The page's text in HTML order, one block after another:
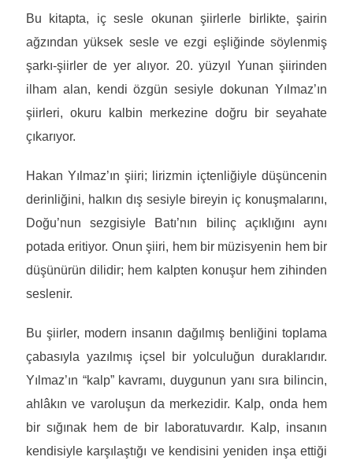
Bu kitapta, iç sesle okunan şiirlerle birlikte, şairin
ağzından yüksek sesle ve ezgi eşliğinde söylenmiş
şarkı-şiirler de yer alıyor. 20. yüzyıl Yunan şiirinden
ilham alan, kendi özgün sesiyle dokunan Yılmaz’ın
şiirleri, okuru kalbin merkezine doğru bir seyahate
çıkarıyor.
Hakan Yılmaz’ın şiiri; lirizmin içtenliğiyle düşüncenin
derinliğini, halkın dış sesiyle bireyin iç konuşmalarını,
Doğu’nun sezgisiyle Batı’nın bilinç açıklığını aynı
potada eritiyor. Onun şiiri, hem bir müzisyenin hem bir
düşünürün dilidir; hem kalpten konuşur hem zihinden
seslenir.
Bu şiirler, modern insanın dağılmış benliğini toplama
çabasıyla yazılmış içsel bir yolculuğun duraklarıdır.
Yılmaz’ın “kalp” kavramı, duygunun yanı sıra bilincin,
ahlâkın ve varoluşun da merkezidir. Kalp, onda hem
bir sığınak hem de bir laboratuvardır. Kalp, insanın
kendisiyle karşılaştığı ve kendisini yeniden inşa ettiği